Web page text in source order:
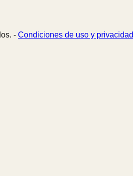
- Condiciones de uso y privacidad